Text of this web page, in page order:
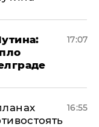
17:07
16:55